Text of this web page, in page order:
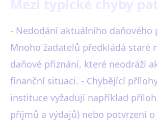
- Nedodání aktuálního daňového
Mnoho žadatelů předkládá staré
daňové přiznání, které neodráží
finanční situaci. - Chybějící
instituce vyžadují například
příjmů a výdajů) nebo potvrzení